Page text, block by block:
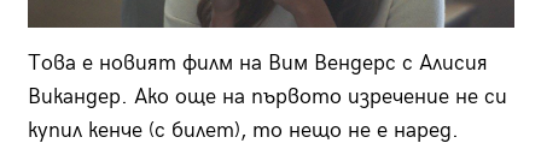
Това е новият филм на Вим Вендерс с Алисия
Викандер. Ако още на първото изречение не си
купил кенче (с билет), то нещо не е наред.